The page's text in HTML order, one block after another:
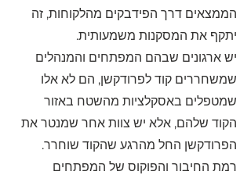
הממצאים דרך הפידבקים מהלקוחות, זה
יתקף את המסקנות משמעותית.
יש ארגונים שבהם המפתחים והמנהלים
שמשחררים קוד לפרודקשן, הם לא אלו
שמטפלים באסקלציות מהשטח באזור
הקוד שלהם, אלא יש צוות אחר שמנטר את
הפרודקשן החל מהרגע שהקוד שוחרר.
רמת החיבור והפוקוס של המפתחים